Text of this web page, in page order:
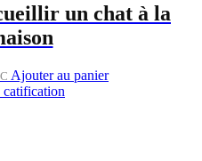
un chat à la
Ajouter au panier